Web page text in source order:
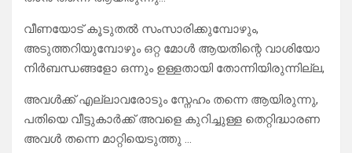
വീണയോട് കൂടുതൽ സംസാരിക്കുമ്പോഴും,
അടുത്തറിയുമ്പോഴും ഒറ്റ മോൾ ആയതിന്റെ വാശിയോ
നിർബന്ധങ്ങളോ ഒന്നും ഉള്ളതായി തോന്നിയിരുന്നില്ല,
അവൾക്ക് എല്ലാവരോടും സ്നേഹം തന്നെ ആയിരുന്നു,
പതിയെ വീട്ടുകാർക്ക് അവളെ കുറിച്ചുള്ള തെറ്റിദ്ധാരണ
അവൾ തന്നെ മാറ്റിയെടുത്തു …